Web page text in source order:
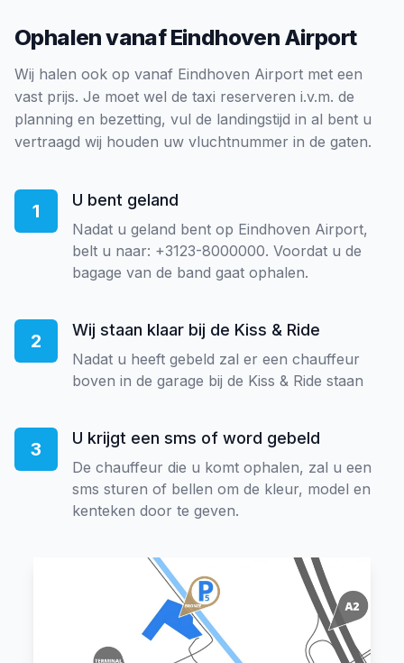
Ophalen vanaf Eindhoven Airport
Wij halen ook op vanaf Eindhoven Airport met een
vast prijs. Je moet wel de taxi reserveren i.v.m. de
planning en bezetting, vul de landingstijd in al bent u
vertraagd wij houden uw vluchtnummer in de gaten.
1
U bent geland
Nadat u geland bent op Eindhoven Airport,
belt u naar: +3123-8000000. Voordat u de
bagage van de band gaat ophalen.
2
Wij staan klaar bij de Kiss & Ride
Nadat u heeft gebeld zal er een chauffeur
boven in de garage bij de Kiss & Ride staan
3
U krijgt een sms of word gebeld
De chauffeur die u komt ophalen, zal u een
sms sturen of bellen om de kleur, model en
kenteken door te geven.